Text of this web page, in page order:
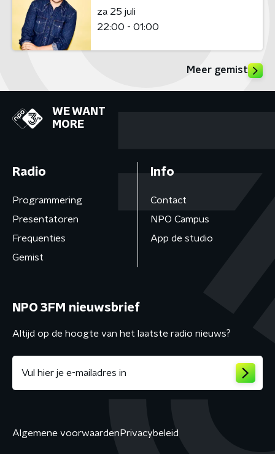
za 25 juli
22:00 - 01:00
Meer gemist
WE WANT
MORE
Radio
Programmering
Presentatoren
Frequenties
Gemist
Info
Contact
NPO Campus
App de studio
NPO 3FM nieuwsbrief
Altijd op de hoogte van het laatste radio nieuws?
Algemene voorwaarden Privacybeleid